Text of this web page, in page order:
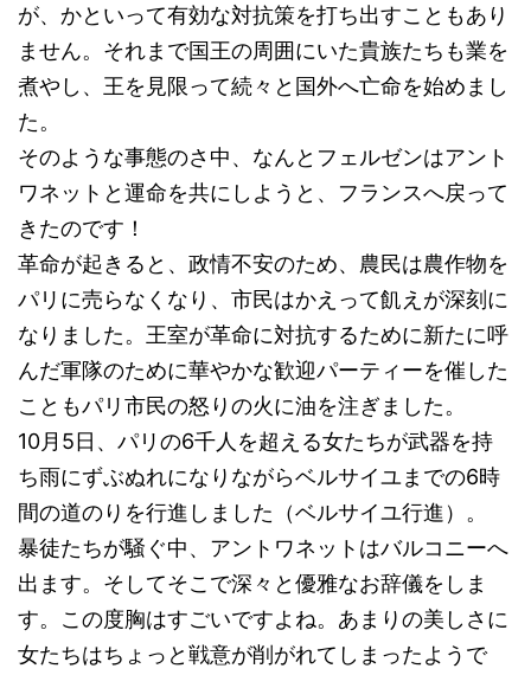
が、かといって有効な対抗策を打ち出すこともあり
ません。それまで国王の周囲にいた貴族たちも業を
煮やし、王を見限って続々と国外へ亡命を始めまし
た。
そのような事態のさ中、なんとフェルゼンはアント
ワネットと運命を共にしようと、フランスへ戻って
きたのです！
革命が起きると、政情不安のため、農民は農作物を
パリに売らなくなり、市民はかえって飢えが深刻に
なりました。王室が革命に対抗するために新たに呼
んだ軍隊のために華やかな歓迎パーティーを催した
こともパリ市民の怒りの火に油を注ぎました。
10月5日、パリの6千人を超える女たちが武器を持
ち雨にずぶぬれになりながらベルサイユまでの6時
間の道のりを行進しました（ベルサイユ行進）。
暴徒たちが騒ぐ中、アントワネットはバルコニーへ
出ます。そしてそこで深々と優雅なお辞儀をしま
す。この度胸はすごいですよね。あまりの美しさに
女たちはちょっと戦意が削がれてしまったようで